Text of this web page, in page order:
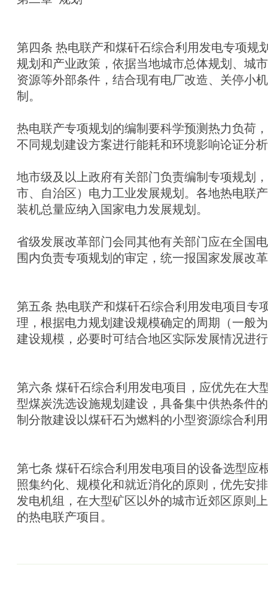
第四条 热电联产和煤矸石综合利用发电专项规
规划和产业政策，依据当地城市总体规划、城
资源等外部条件，结合现有电厂改造、关停小
制。
热电联产专项规划的编制要科学预测热力负荷
不同规划建设方案进行能耗和环境影响论证分
地市级及以上政府有关部门负责编制专项规划
市、自治区）电力工业发展规划。各地热电联
装机总量应纳入国家电力发展规划。
省级发展改革部门会同其他有关部门应在全国
围内负责专项规划的审定，统一报国家发展改
第五条 热电联产和煤矸石综合利用发电项目专
理，根据电力规划建设规模确定的周期（一般
建设规模，必要时可结合地区实际发展情况进
第六条 煤矸石综合利用发电项目，应优先在大
型煤炭洗选设施规划建设，具备集中供热条件
制分散建设以煤矸石为燃料的小型资源综合利
第七条 煤矸石综合利用发电项目的设备选型应
照集约化、规模化和就近消化的原则，优先安
发电机组，在大型矿区以外的城市近郊区原则
的热电联产项目。